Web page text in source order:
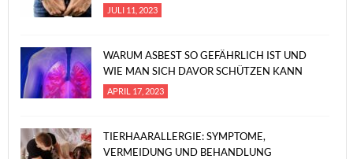
JULI 11, 2023
WARUM ASBEST SO GEFÄHRLICH IST UND
WIE MAN SICH DAVOR SCHÜTZEN KANN
APRIL 17, 2023
TIERHAARALLERGIE: SYMPTOME,
VERMEIDUNG UND BEHANDLUNG